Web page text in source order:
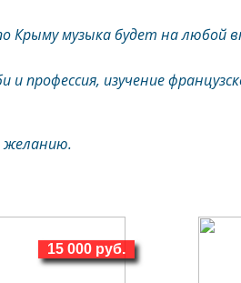
Крыму музыка будет на любой
профессия, изучение
желанию.
15 000 руб.